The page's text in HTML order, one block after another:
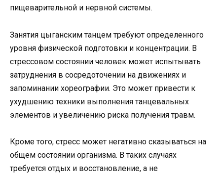
пищеварительной и нервной системы.
Занятия цыганским танцем требуют определенного
уровня физической подготовки и концентрации. В
стрессовом состоянии человек может испытывать
затруднения в сосредоточении на движениях и
запоминании хореографии. Это может привести к
ухудшению техники выполнения танцевальных
элементов и увеличению риска получения травм.
Кроме того, стресс может негативно сказываться на
общем состоянии организма. В таких случаях
требуется отдых и восстановление, а не